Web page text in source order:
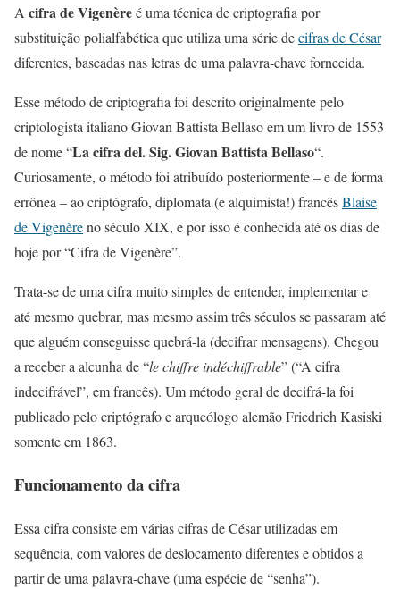
A cifra de Vigenèreé uma técnica de criptografia por
substituição polialfabética que utiliza uma série decifras de César
diferentes, baseadas nas letras de uma palavra-chave fornecida.
Esse método de criptografia foi descrito originalmente pelo
criptologista italiano Giovan Battista Bellaso em um livro de 1553
de nome “La cifra del. Sig. Giovan Battista Bellaso“.
Curiosamente, o método foi atribuído posteriormente – e de forma
errônea – ao criptógrafo, diplomata (e alquimista!) francêsBlaise
de Vigenèreno século XIX, e por isso é conhecida até os dias de
hoje por “Cifra de Vigenère”.
Trata-se de uma cifra muito simples de entender, implementar e
até mesmo quebrar, mas mesmo assim três séculos se passaram até
que alguém conseguisse quebrá-la (decifrar mensagens). Chegou
a receber a alcunha de “le chiffre indéchiffrable” (“A cifra
indecifrável”, em francês). Um método geral de decifrá-la foi
publicado pelo criptógrafo e arqueólogo alemão Friedrich Kasiski
somente em 1863.
Funcionamento da cifra
Essa cifra consiste em várias cifras de César utilizadas em
sequência, com valores de deslocamento diferentes e obtidos a
partir de uma palavra-chave (uma espécie de “senha”).